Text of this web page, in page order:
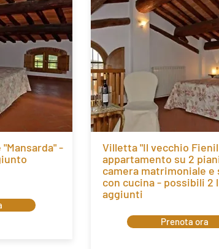
-
Villetta "Il vecchio
appartamento su 2
camera matrimoniale e
con cucina - possibili 2
aggiunti
Prenota ora